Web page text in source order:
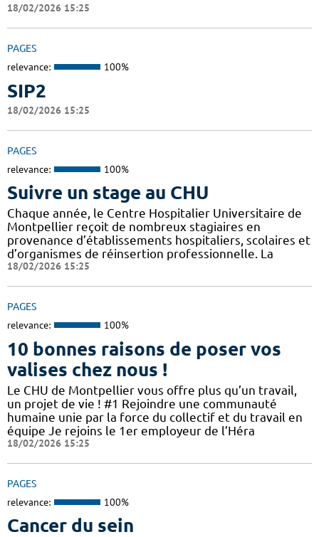
18/02/2026 15:25
PAGES
relevance: 100%
SIP2
18/02/2026 15:25
PAGES
relevance: 100%
Suivre un stage au CHU
Chaque année, le Centre Hospitalier Universitaire de
Montpellier reçoit de nombreux stagiaires en
provenance d’établissements hospitaliers, scolaires et
d’organismes de réinsertion professionnelle. La
18/02/2026 15:25
PAGES
relevance: 100%
10 bonnes raisons de poser vos
valises chez nous !
Le CHU de Montpellier vous offre plus qu’un travail,
un projet de vie ! #1 Rejoindre une communauté
humaine unie par la force du collectif et du travail en
équipe Je rejoins le 1er employeur de l’Héra
18/02/2026 15:25
PAGES
relevance: 100%
Cancer du sein